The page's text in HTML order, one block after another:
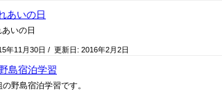
あいの日
いの日
年11月30日 / 更新日: 2016年2月2日
島宿泊学習
の野島宿泊学習です。